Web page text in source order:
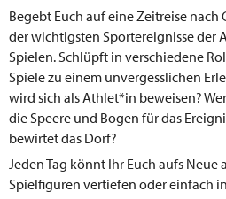
Begebt Euch auf eine Zeitreise
der wichtigsten Sportereignisse der
Spielen. Schlüpft in verschiedene
Spiele zu einem unvergesslichen
wird sich als Athlet*in beweisen?
die Speere und Bogen für das
bewirtet das Dorf?
Jeden Tag könnt Ihr Euch aufs Neue
Spielfiguren vertiefen oder einfach